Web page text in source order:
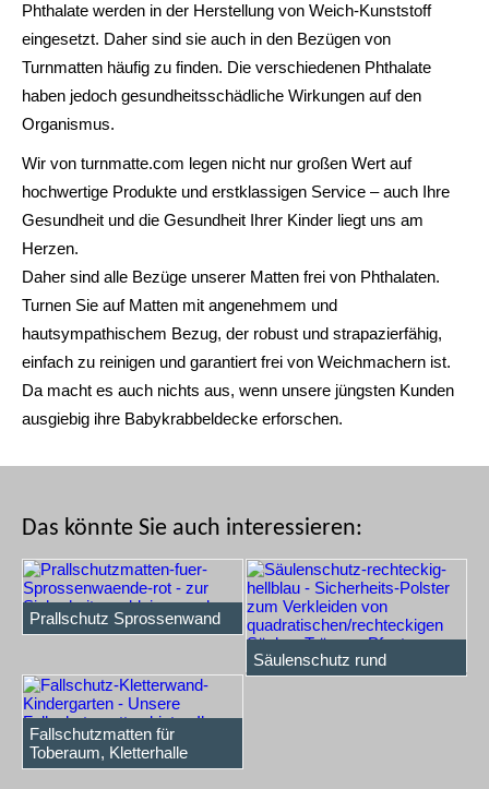
Phthalate werden in der Herstellung von Weich-Kunststoff
eingesetzt. Daher sind sie auch in den Bezügen von
Turnmatten häufig zu finden. Die verschiedenen Phthalate
haben jedoch gesundheitsschädliche Wirkungen auf den
Organismus.
Wir von turnmatte.com legen nicht nur großen Wert auf
hochwertige Produkte und erstklassigen Service – auch Ihre
Gesundheit und die Gesundheit Ihrer Kinder liegt uns am
Herzen.
Daher sind alle Bezüge unserer Matten frei von Phthalaten.
Turnen Sie auf Matten mit angenehmem und
hautsympathischem Bezug, der robust und strapazierfähig,
einfach zu reinigen und garantiert frei von Weichmachern ist.
Da macht es auch nichts aus, wenn unsere jüngsten Kunden
ausgiebig ihre Babykrabbeldecke erforschen.
Das könnte Sie auch interessieren:
Prallschutz Sprossenwand
Säulenschutz rechteckig
Fallschutzmatten für
Toberaum, Kletterhalle
Säulenschutz rund